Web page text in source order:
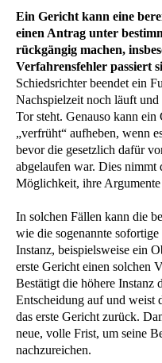
Ein Gericht kann eine
einen Antrag unter
rückgängig machen,
Verfahrensfehler passiert
Schiedsrichter beendet ein
Nachspielzeit noch läuft
Tor steht. Genauso kann
„verfrüht“ aufheben, wenn
bevor die gesetzlich dafür
abgelaufen war. Dies nimmt
Möglichkeit, ihre
In solchen Fällen kann die
wie die sogenannte
Instanz, beispielsweise ein
erste Gericht einen solchen
Bestätigt die höhere Instanz
Entscheidung auf und weist
das erste Gericht zurück.
neue, volle Frist, um seine
nachzureichen.